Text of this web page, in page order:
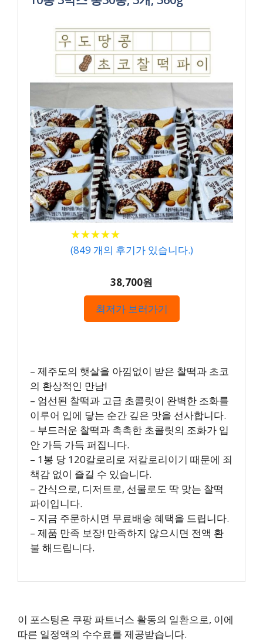
★★★★★
★★★★★
(849 개의 후기가 있습니다.)
38,700원
최저가 보러가기
– 제주도의 햇살을 아낌없이 받은 찰떡과 초코
의 환상적인 만남!
– 엄선된 찰떡과 고급 초콜릿이 완벽한 조화를
이루어 입에 닿는 순간 깊은 맛을 선사합니다.
– 부드러운 찰떡과 촉촉한 초콜릿의 조화가 입
안 가득 가득 퍼집니다.
– 1봉 당 120칼로리로 저칼로리이기 때문에 죄
책감 없이 즐길 수 있습니다.
– 간식으로, 디저트로, 선물로도 딱 맞는 찰떡
파이입니다.
– 지금 주문하시면 무료배송 혜택을 드립니다.
– 제품 만족 보장! 만족하지 않으시면 전액 환
불 해드립니다.
이 포스팅은 쿠팡 파트너스 활동의 일환으로, 이에
따른 일정액의 수수료를 제공받습니다.